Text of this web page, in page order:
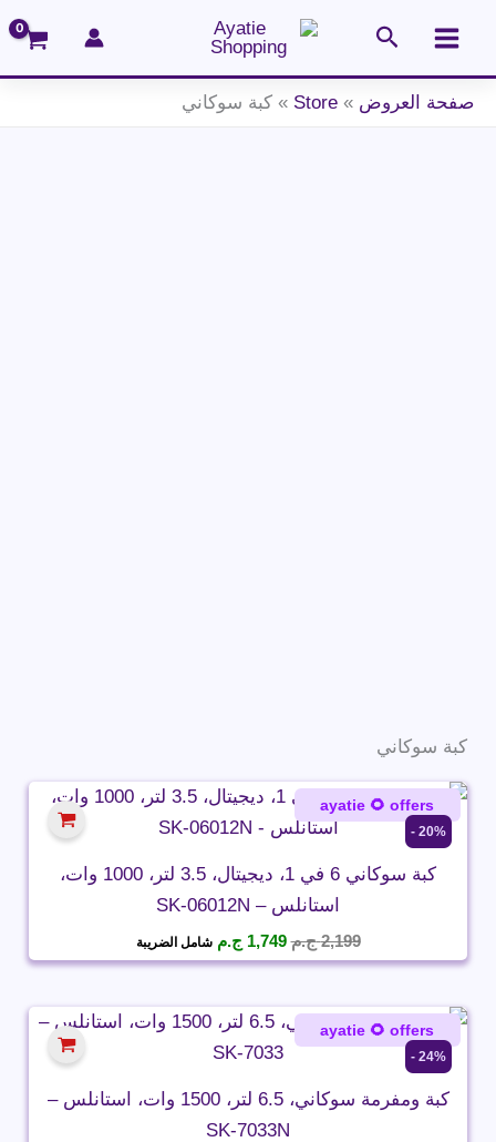
المحتوى
البحث
صفحة العروض »
Store
» كبة سوكاني
كبة سوكاني
20% -
كبة سوكاني 6 في 1، ديجيتال، 3.5 لتر، 1000 وات،
استانلس – SK-06012N
2,199 ج.م السعر
الأصلي
2,199 ج.م.
1,749 ج.م السعر
الحالي
1,749 ج.م.
شامل الضريبة
ayatie 🌻 offers
24% -
كبة ومفرمة سوكاني، 6.5 لتر، 1500 وات، استانلس –
SK-7033N
ayatie 🌻 offers